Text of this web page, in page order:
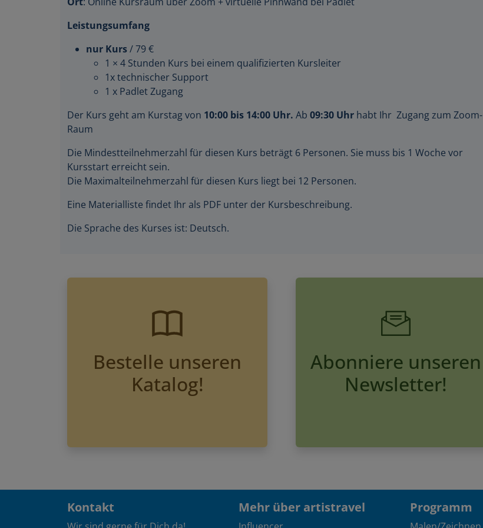
Leistungsumfang
nur Kurs / 79 €
1 × 4 Stunden Kurs bei einem qualifizierten Kursleiter
1x technischer Support
1 x Padlet Zugang
Der Kurs geht am Kurstag von 10:00 bis 14:00 Uhr. Ab 09:30 Uhr habt Ihr Zugang zum Zoom-
Raum
Die Mindestteilnehmerzahl für diesen Kurs beträgt 6 Personen. Sie muss bis 1 Woche vor
Kursstart erreicht sein.
Die Maximalteilnehmerzahl für diesen Kurs liegt bei 12 Personen.
Eine Materialliste findet Ihr als PDF unter der Kursbeschreibung.
Die Sprache des Kurses ist: Deutsch.
Bestelle unseren
Katalog!
Abonniere unseren
Newsletter!
Kontakt
Wir sind gerne für Dich da!
Mehr über artistravel
Influencer
Programm
Malen/Zeichnen